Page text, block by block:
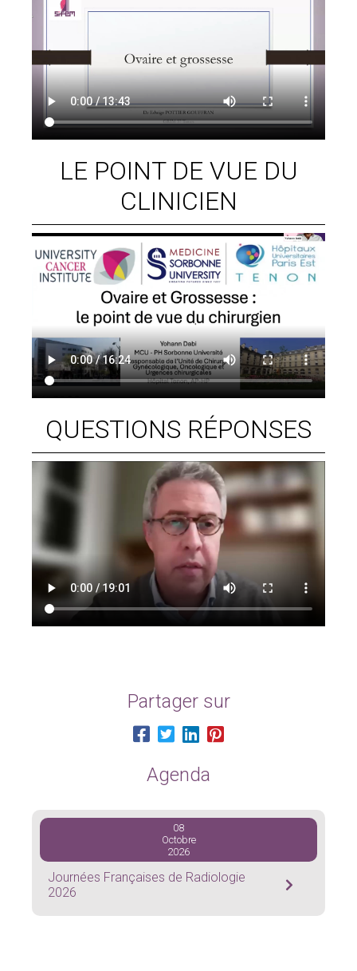
LE POINT DE VUE DU
CLINICIEN
QUESTIONS RÉPONSES
Partager sur
Agenda
08
Octobre
2026
Journées Françaises de Radiologie
2026